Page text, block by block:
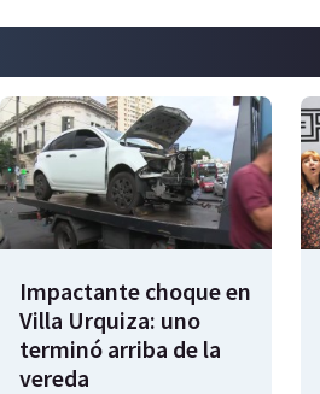
Impactante choque en
Villa Urquiza: uno
terminó arriba de la
vereda